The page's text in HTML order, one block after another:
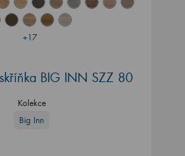
+17
BIG INN SZZ 80
Kolekce
Big Inn